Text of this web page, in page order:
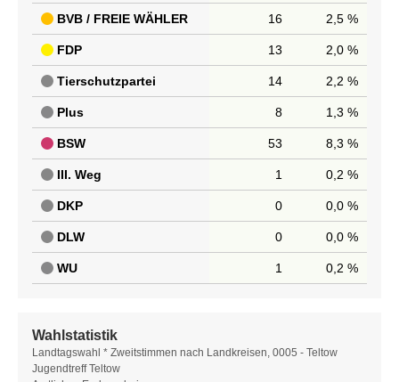
BVB / FREIE WÄHLER 16 2,5 %
FDP 13 2,0 %
Tierschutzpartei 14 2,2 %
Plus 8 1,3 %
BSW 53 8,3 %
III. Weg 1 0,2 %
DKP 0 0,0 %
DLW 0 0,0 %
WU 1 0,2 %
Wahlstatistik
Wahlstatistik
Landtagswahl * Zweitstimmen nach Landkreisen, 0005 - Teltow
Jugendtreff Teltow